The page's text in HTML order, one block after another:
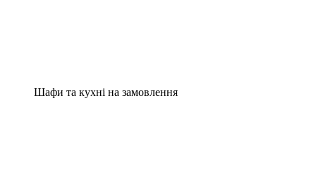
Шафи та кухні на замовлення